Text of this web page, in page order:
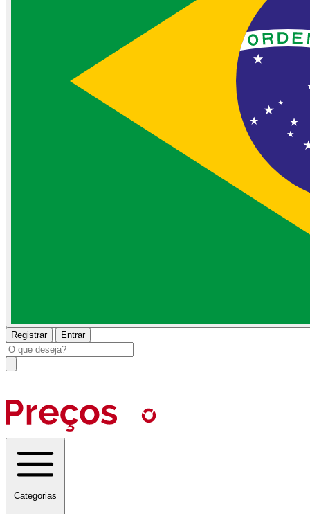
Registrar Entrar
Categorias